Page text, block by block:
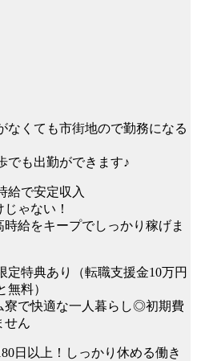
くても市街地ので勤務になる
も出勤ができます♪
給で安定収入
ゃない！
給をキープでしっかり稼げま
特典あり（転職支援金10万円
無料）
で快適な一人暮らし◎初期費
せん
日以上！しっかり休める働き